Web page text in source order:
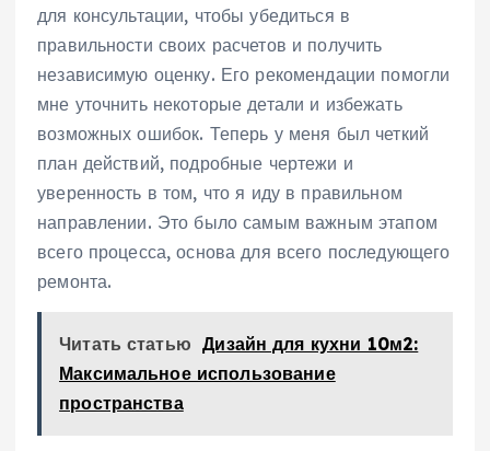
для консультации, чтобы убедиться в
правильности своих расчетов и получить
независимую оценку. Его рекомендации помогли
мне уточнить некоторые детали и избежать
возможных ошибок. Теперь у меня был четкий
план действий, подробные чертежи и
уверенность в том, что я иду в правильном
направлении. Это было самым важным этапом
всего процесса, основа для всего последующего
ремонта.
Читать статью Дизайн для кухни 10м2:
Максимальное использование
пространства